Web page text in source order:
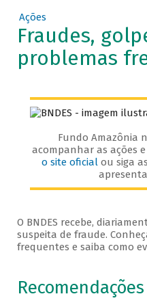
Ações
Fraudes,
problemas
Fundo Amazônia
acompanhar as ações
o site oficial ou siga
O BNDES recebe,
suspeita de fraude.
frequentes e saiba como